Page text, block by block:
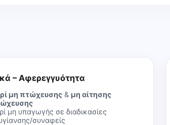
– Αφερεγγυότητα
μη πτώχευσης & μη αίτησης
μη υπαγωγής σε διαδικασίες
συναφείς